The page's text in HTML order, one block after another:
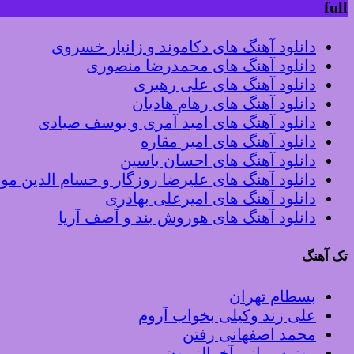
full
دانلود آهنگ های دکاموند و زانیار خسروی
دانلود آهنگ های محمدرضا منصوری
دانلود آهنگ های علی رهبری
دانلود آهنگ های رهام هادیان
دانلود آهنگ های امید آمری و یوسف صیادی
دانلود آهنگ های امیر مقاره
دانلود آهنگ های احسان یاسین
دانلود آهنگ های علیرضا روزگار و حسام الدین
دانلود آهنگ های امیرعلی بهادری
دانلود آهنگ های هوروش بند و آصف آریا
تک آهنگ
بسطام تهران
علی زند وکیلی بخواب آروم
محمد اصفهانی رفتن